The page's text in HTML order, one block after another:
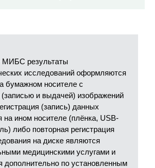
МИБС результаты
исследований оформляются
бумажном носителе с
(записью и выдачей) изображений
(запись) данных
на ином носителе (плёнка, USB-
либо повторная регистрация
на диске являются
медицинскими услугами и
дополнительно по установленным